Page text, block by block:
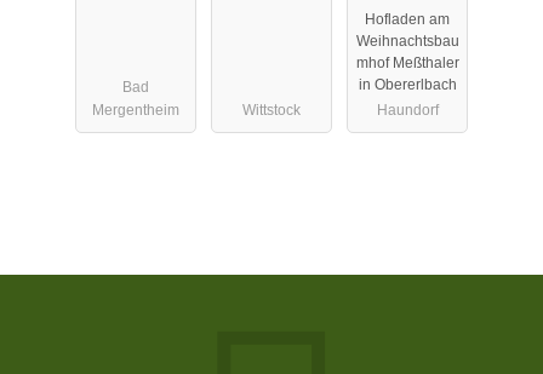
Bad
Mergentheim
Wittstock
Hofladen am
Weihnachtsbau
mhof Meßthaler
in Obererlbach
Haundorf